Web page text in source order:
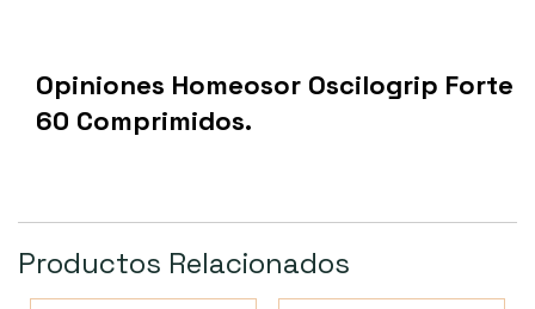
Opiniones Homeosor Oscilogrip Forte
60 Comprimidos.
Productos Relacionados